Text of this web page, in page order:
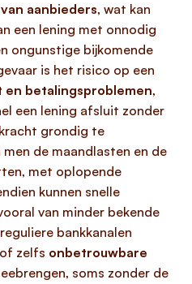
aanbieders, wat kan
een lening met onnodig
ongunstige bijkomende
is het risico op een
en betalingsproblemen,
een lening afsluit zonder
grondig te
de maandlasten en de
met oplopende
kunnen snelle
van minder bekende
bankkanalen
zelfs onbetrouwbare
soms zonder de